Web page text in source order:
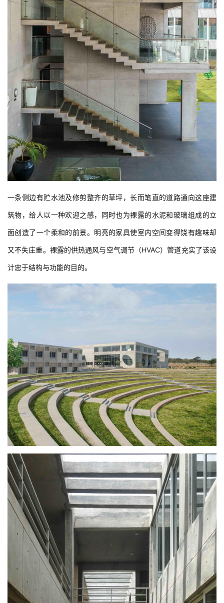
一条侧边有贮水池及修剪整齐的草坪，长而笔直的道路通向这座建
筑物，给人以一种欢迎之感，同时也为裸露的水泥和玻璃组成的立
面创造了一个柔和的前景。明亮的家具使室内空间变得饶有趣味却
又不失庄重。裸露的供热通风与空气调节（HVAC）管道充实了该设
计忠于结构与功能的目的。